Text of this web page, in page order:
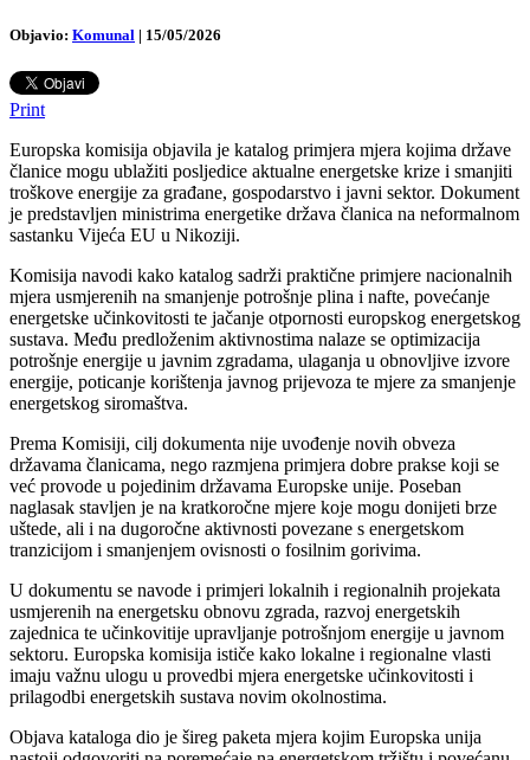
Objavio: Komunal | 15/05/2026
Print
Europska komisija objavila je katalog primjera mjera kojima države
članice mogu ublažiti posljedice aktualne energetske krize i smanjiti
troškove energije za građane, gospodarstvo i javni sektor. Dokument
je predstavljen ministrima energetike država članica na neformalnom
sastanku Vijeća EU u Nikoziji.
Komisija navodi kako katalog sadrži praktične primjere nacionalnih
mjera usmjerenih na smanjenje potrošnje plina i nafte, povećanje
energetske učinkovitosti te jačanje otpornosti europskog energetskog
sustava. Među predloženim aktivnostima nalaze se optimizacija
potrošnje energije u javnim zgradama, ulaganja u obnovljive izvore
energije, poticanje korištenja javnog prijevoza te mjere za smanjenje
energetskog siromaštva.
Prema Komisiji, cilj dokumenta nije uvođenje novih obveza
državama članicama, nego razmjena primjera dobre prakse koji se
već provode u pojedinim državama Europske unije. Poseban
naglasak stavljen je na kratkoročne mjere koje mogu donijeti brze
uštede, ali i na dugoročne aktivnosti povezane s energetskom
tranzicijom i smanjenjem ovisnosti o fosilnim gorivima.
U dokumentu se navode i primjeri lokalnih i regionalnih projekata
usmjerenih na energetsku obnovu zgrada, razvoj energetskih
zajednica te učinkovitije upravljanje potrošnjom energije u javnom
sektoru. Europska komisija ističe kako lokalne i regionalne vlasti
imaju važnu ulogu u provedbi mjera energetske učinkovitosti i
prilagodbi energetskih sustava novim okolnostima.
Objava kataloga dio je šireg paketa mjera kojim Europska unija